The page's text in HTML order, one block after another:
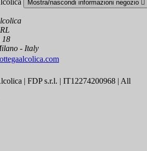
Mostra/nascondi informazioni negozio 
18
- Italy
| FDP s.r.l. | IT12274200968 | All